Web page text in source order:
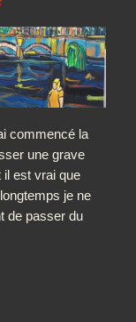
commencé la
une grave
il est vrai que
je ne
de passer du